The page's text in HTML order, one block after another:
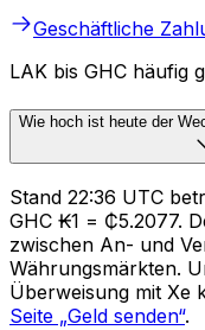
Geschäftliche
LAK bis GHC häufig
Wie hoch ist heute der
Stand 22:36 UTC
GHC ₭1 = ₵5.2077.
zwischen An- und
Währungsmärkten.
Überweisung mit Xe
Seite „Geld senden“.